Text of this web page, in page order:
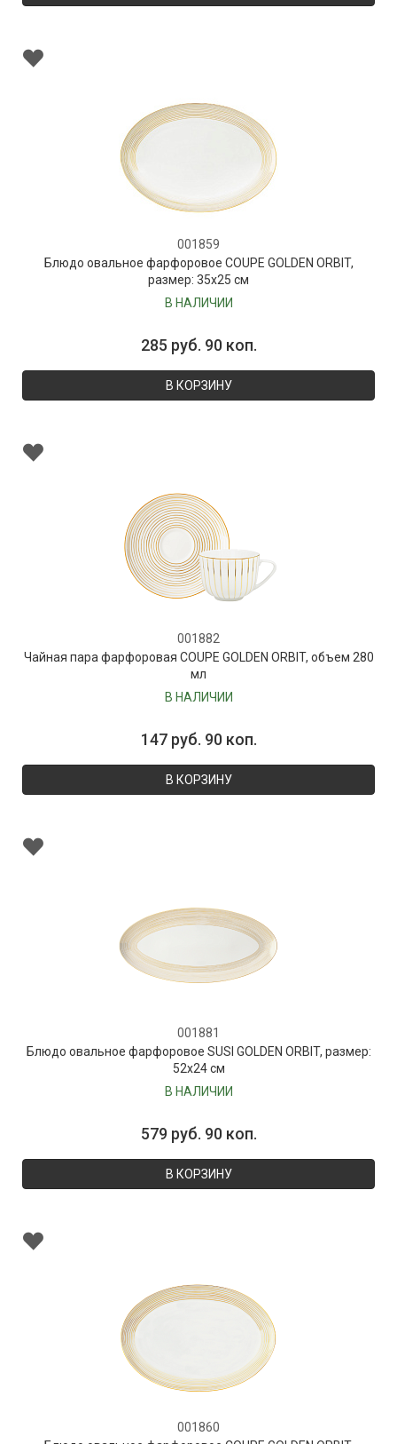
001859
Блюдо овальное фарфоровое COUPE GOLDEN ORBIT,
размер: 35х25 см
В НАЛИЧИИ
285 руб. 90 коп.
В КОРЗИНУ
001882
Чайная пара фарфоровая COUPE GOLDEN ORBIT, объем 280
мл
В НАЛИЧИИ
147 руб. 90 коп.
В КОРЗИНУ
001881
Блюдо овальное фарфоровое SUSI GOLDEN ORBIT, размер:
52х24 см
В НАЛИЧИИ
579 руб. 90 коп.
В КОРЗИНУ
001860